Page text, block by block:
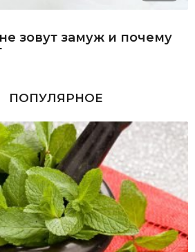
зовут замуж и почему
ПОПУЛЯРНОЕ